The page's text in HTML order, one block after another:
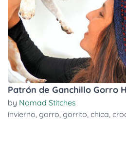
Patrón de Ganchillo Gorro
by Nomad Stitches
invierno, gorro, gorrito, chica,